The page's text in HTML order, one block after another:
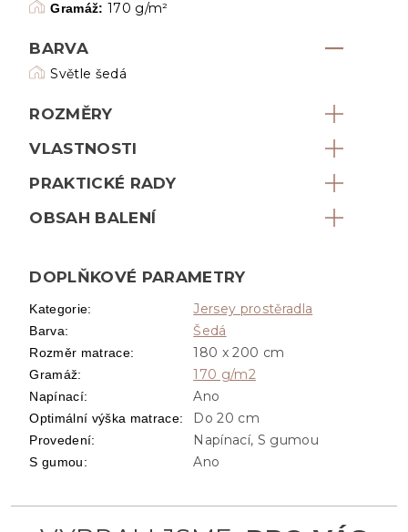
Gramáž: 170 g/m²
BARVA
Světle šedá
ROZMĚRY
VLASTNOSTI
PRAKTICKÉ RADY
OBSAH BALENÍ
DOPLŇKOVÉ PARAMETRY
Kategorie: Jersey prostěradla
Barva: Šedá
Rozměr matrace: 180 x 200 cm
Gramáž: 170 g/m2
Napínací: Ano
Optimální výška matrace: Do 20 cm
Provedení: Napínací, S gumou
S gumou: Ano